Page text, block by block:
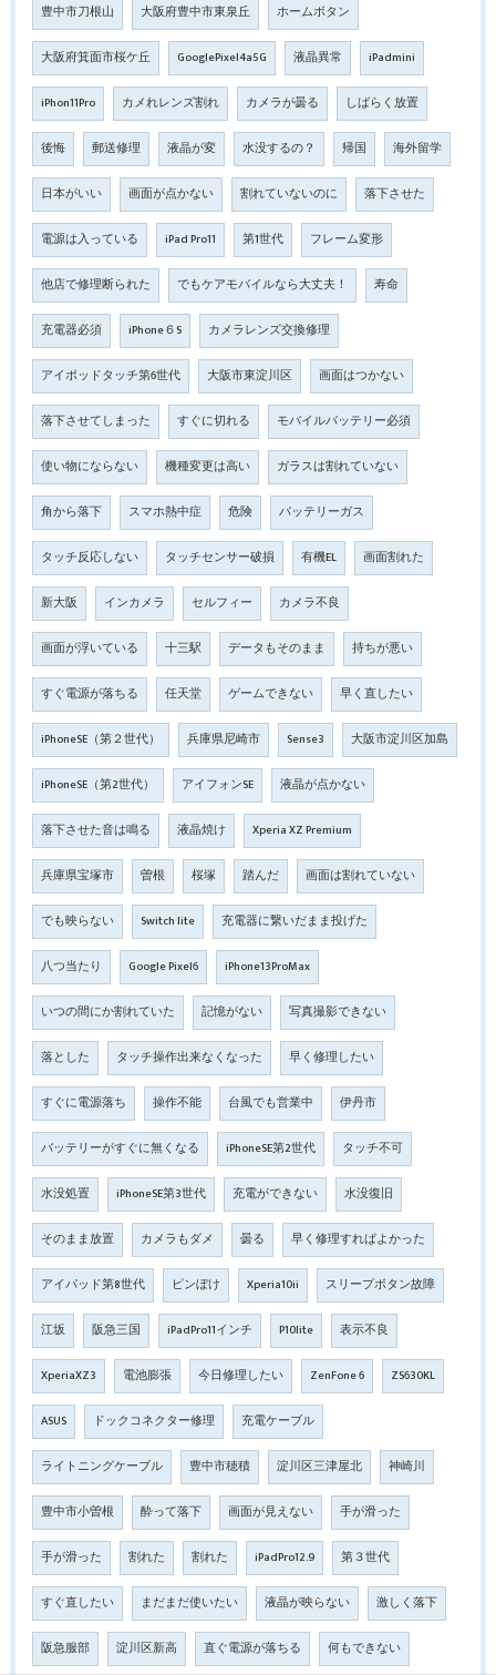
豊中市刀根山 大阪府豊中市東泉丘 ホームボタン
大阪府箕面市桜ケ丘 GooglePixel4a5G 液晶異常 iPadmini
iPhon11Pro カメれレンズ割れ カメラが曇る しばらく放置
後悔 郵送修理 液晶が変 水没するの？ 帰国 海外留学
日本がいい 画面が点かない 割れていないのに 落下させた
電源は入っている iPad Pro11 第1世代 フレーム変形
他店で修理断られた でもケアモバイルなら大丈夫！ 寿命
充電器必須 iPhone６S カメラレンズ交換修理
アイポッドタッチ第6世代 大阪市東淀川区 画面はつかない
落下させてしまった すぐに切れる モバイルバッテリー必須
使い物にならない 機種変更は高い ガラスは割れていない
角から落下 スマホ熱中症 危険 バッテリーガス
タッチ反応しない タッチセンサー破損 有機EL 画面割れた
新大阪 インカメラ セルフィー カメラ不良
画面が浮いている 十三駅 データもそのまま 持ちが悪い
すぐ電源が落ちる 任天堂 ゲームできない 早く直したい
iPhoneSE（第２世代） 兵庫県尼崎市 Sense3 大阪市淀川区加島
iPhoneSE（第2世代） アイフォンSE 液晶が点かない
落下させた音は鳴る 液晶焼け Xperia XZ Premium
兵庫県宝塚市 曽根 桜塚 踏んだ 画面は割れていない
でも映らない Switch lite 充電器に繋いだまま投げた
八つ当たり Google Pixel6 iPhone13ProMax
いつの間にか割れていた 記憶がない 写真撮影できない
落とした タッチ操作出来なくなった 早く修理したい
すぐに電源落ち 操作不能 台風でも営業中 伊丹市
バッテリーがすぐに無くなる iPhoneSE第2世代 タッチ不可
水没処置 iPhoneSE第3世代 充電ができない 水没復旧
そのまま放置 カメラもダメ 曇る 早く修理すればよかった
アイパッド第8世代 ピンぼけ Xperia10ii スリープボタン故障
江坂 阪急三国 iPadPro11インチ P10lite 表示不良
XperiaXZ3 電池膨張 今日修理したい ZenFone 6 ZS630KL
ASUS ドックコネクター修理 充電ケーブル
ライトニングケーブル 豊中市穂積 淀川区三津屋北 神崎川
豊中市小曽根 酔って落下 画面が見えない 手が滑った
手が滑った 割れた 割れた iPadPro12.9 第３世代
すぐ直したい まだまだ使いたい 液晶が映らない 激しく落下
阪急服部 淀川区新高 直ぐ電源が落ちる 何もできない